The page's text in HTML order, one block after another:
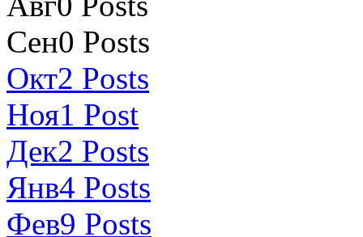
Сен0 Posts
Окт2 Posts
Ноя1 Post
Дек2 Posts
Янв4 Posts
Фев9 Posts